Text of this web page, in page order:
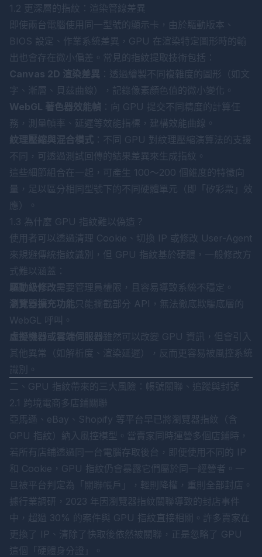
1.2 更深層的指紋：渲染管線差異
即使兩台電腦使用同一型號的顯示卡，由於驅動版本、
BIOS 設定、作業系統差異，GPU 在渲染特定圖形時的輸
出也會存在微小偏差。常見的指紋提取技術包括：
Canvas 2D 渲染差異 ：透過繪製不同複雜度的圖形（如文
字、漸層、貝茲曲線），記錄像素顏色值的微小變化。
WebGL 著色器效能幀 ：向 GPU 提交不同精度的計算任
務，測量幀率、延遲等效能指標，建構效能曲線。
紋理壓縮與混合模式 ：不同 GPU 對紋理壓縮演算法的支援
不同，可透過測試回傳的結果差異來生成指紋。
這些細節組合在一起，可產生 100～200 個維度的特徵向
量，足以區分相同型號下的不同硬體單元（即「矽彩票」效
應）。
1.3 為什麼 GPU 指紋難以偽造？
使用者可以透過清理 Cookie、切換 IP 或修改 User-Agent
來規避傳統指紋識別，但 GPU 指紋基於硬體，一般修改方
式難以涵蓋：
驅動級修改需要管理員權限，且容易導致系統不穩定。
瀏覽器擴充功能只能攔截部分 API，無法徹底欺騙底層的
WebGL 呼叫。
虛擬機器或雲端伺服器雖然可以改變 GPU 資訊，但會引入
其他異常（如解析度、渲染延遲），反而更容易被風控系統
識別。
二、GPU 指紋帶來的三大風險：帳號關聯、追蹤與封號
2.1 跨境電商多店鋪關聯
亞馬遜、eBay、Shopify 等平台早已將瀏覽器指紋（含
GPU 指紋）納入風控模型。當賣家同時運營多個店鋪時，
若所有店鋪透過同一台電腦存取後台，即便使用不同的 IP
和 Cookie，GPU 指紋仍會暴露它們屬於同一經營者。一
旦被平台判定為「關聯帳戶」，輕則降權，重則全部封店。
據行業調研，2023 年因瀏覽器指紋關聯導致的封店事件
中，超過 30% 的案件與 GPU 指紋直接相關。許多賣家在
更換了 IP、清除了快取後依然被關聯，正是忽略了 GPU
這個「硬體身分證」。